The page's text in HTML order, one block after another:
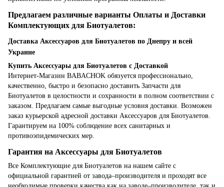
Предлагаем различные варианты Оплаты и Доставки
Комплектующих для Биотуалетов:
Доставка Аксессуаров для Биотуалетов по Днепру и всей
Украине
Купить Аксессуары для Биотуалетов с Доставкой
Интернет-Магазин BABACHOK обязуется профессионально,
качественно, быстро и безопасно доставить Запчасти для
Биотуалетов в целостности и сохранности в полном соответствии с
заказом. Предлагаем самые выгодные условия доставки. Возможен
заказ курьерской адресной доставки Аксессуаров для Биотуалетов.
Гарантируем на 100% соблюдение всех санитарных и
противоэпидемических мер.
Гарантия на Аксессуары для Биотуалетов
Все Комплектующие для Биотуалетов на нашем сайте с
официальной гарантией от завода–производителя и проходят все